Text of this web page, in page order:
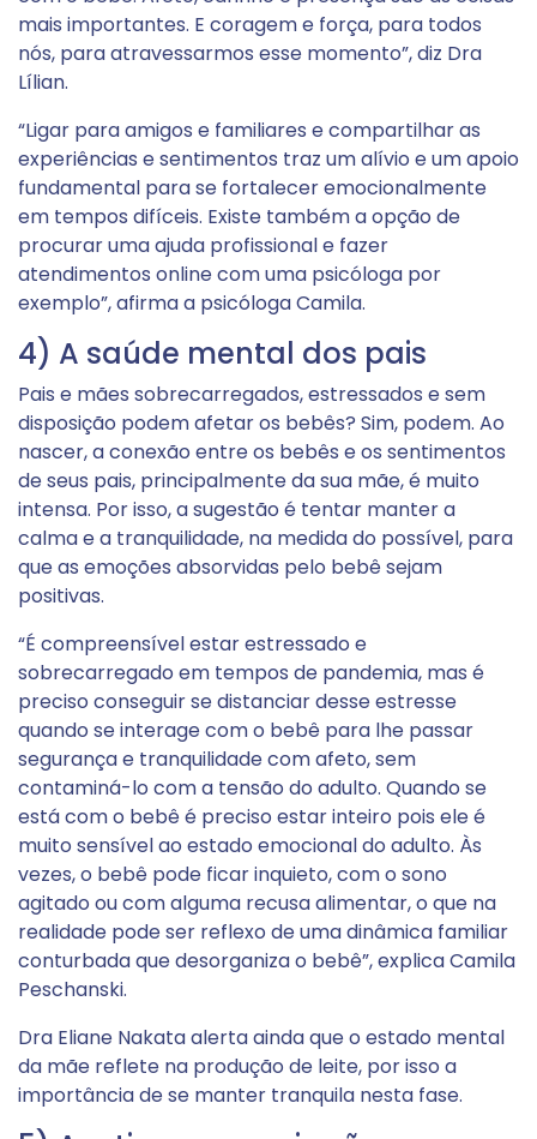
mais importantes. E coragem e força, para todos
nós, para atravessarmos esse momento”, diz Dra
Lílian.
“Ligar para amigos e familiares e compartilhar as
experiências e sentimentos traz um alívio e um apoio
fundamental para se fortalecer emocionalmente
em tempos difíceis. Existe também a opção de
procurar uma ajuda profissional e fazer
atendimentos online com uma psicóloga por
exemplo”, afirma a psicóloga Camila.
4) A saúde mental dos pais
Pais e mães sobrecarregados, estressados e sem
disposição podem afetar os bebês? Sim, podem. Ao
nascer, a conexão entre os bebês e os sentimentos
de seus pais, principalmente da sua mãe, é muito
intensa. Por isso, a sugestão é tentar manter a
calma e a tranquilidade, na medida do possível, para
que as emoções absorvidas pelo bebê sejam
positivas.
“É compreensível estar estressado e
sobrecarregado em tempos de pandemia, mas é
preciso conseguir se distanciar desse estresse
quando se interage com o bebê para lhe passar
segurança e tranquilidade com afeto, sem
contaminá-lo com a tensão do adulto. Quando se
está com o bebê é preciso estar inteiro pois ele é
muito sensível ao estado emocional do adulto. Às
vezes, o bebê pode ficar inquieto, com o sono
agitado ou com alguma recusa alimentar, o que na
realidade pode ser reflexo de uma dinâmica familiar
conturbada que desorganiza o bebê”, explica Camila
Peschanski.
Dra Eliane Nakata alerta ainda que o estado mental
da mãe reflete na produção de leite, por isso a
importância de se manter tranquila nesta fase.